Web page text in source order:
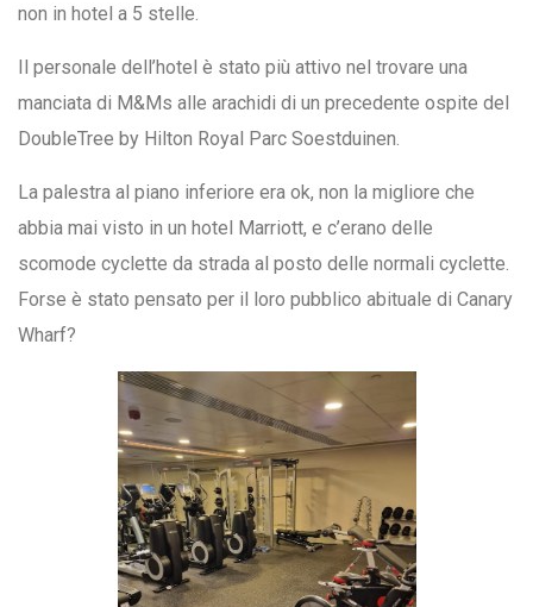
non in hotel a 5 stelle.
Il personale dell’hotel è stato più attivo nel trovare una
manciata di M&Ms alle arachidi di un precedente ospite del
DoubleTree by Hilton Royal Parc Soestduinen.
La palestra al piano inferiore era ok, non la migliore che
abbia mai visto in un hotel Marriott, e c’erano delle
scomode cyclette da strada al posto delle normali cyclette.
Forse è stato pensato per il loro pubblico abituale di Canary
Wharf?